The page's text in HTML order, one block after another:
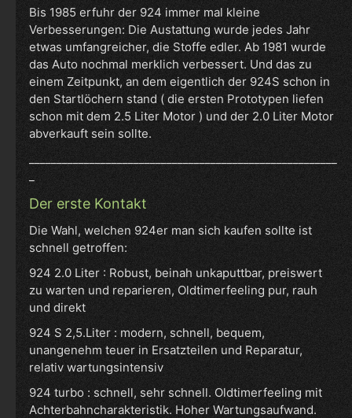
Bis 1985 erfuhr der 924 immer mal kleine
Verbesserungen: Die Austattung wurde jedes Jahr
etwas umfangreicher, die Stoffe edler. Ab 1981 wurde
das Auto nochmal merklich verbessert. Und das zu
einem Zeitpunkt, an dem eigentlich der 924S schon in
den Startlöchern stand ( die ersten Prototypen liefen
schon mit dem 2.5 Liter Motor ) und der 2.0 Liter Motor
abverkauft sein sollte.
________________________________________________________
Der erste Kontakt
Die Wahl, welchen 924er man sich kaufen sollte ist
schnell getroffen:
924 2.0 Liter : Robust, beinah unkaputtbar, preiswert
zu warten und reparieren, Oldtimerfeeling pur, rauh
und direkt
924 S 2,5.Liter : modern, schnell, bequem,
unangenehm teuer in Ersatzteilen und Reparatur,
relativ wartungsintensiv
924 turbo : schnell, sehr schnell. Oldtimerfeeling mit
Achterbahncharakteristik. Hoher Wartungsaufwand.